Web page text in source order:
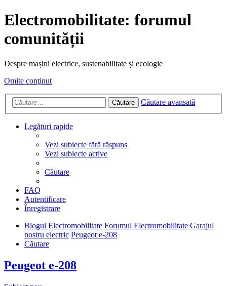
Electromobilitate: forumul
comunității
Despre mașini electrice, sustenabilitate și ecologie
Omite conţinut
Căutare Căutare avansată
Legături rapide
Vezi subiecte fără răspuns
Vezi subiecte active
Căutare
FAQ
Autentificare
Înregistrare
Blogul Electromobilitate Forumul Electromobilitate Garajul
nostru electric Peugeot e-208
Căutare
Peugeot e-208